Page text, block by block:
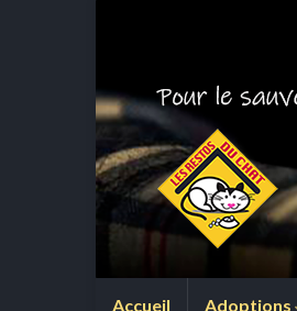
Accueil Adoptions